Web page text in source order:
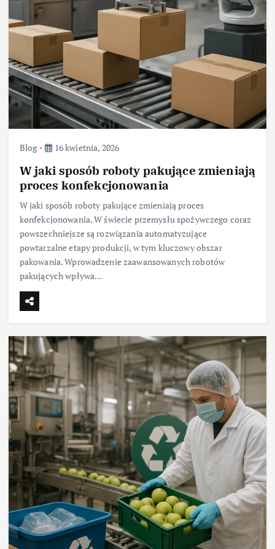
Blog 16 kwietnia, 2026
W jaki sposób roboty pakujące zmieniają
proces konfekcjonowania
W jaki sposób roboty pakujące zmieniają proces
konfekcjonowania. W świecie przemysłu spożywczego coraz
powszechniejsze są rozwiązania automatyzujące
powtarzalne etapy produkcji, w tym kluczowy obszar
pakowania. Wprowadzenie zaawansowanych robotów
pakujących wpływa…